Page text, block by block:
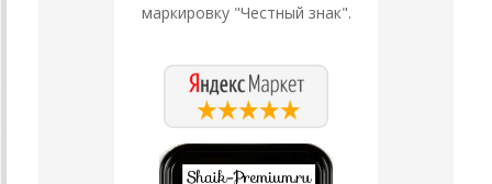
маркировку "Честный знак".